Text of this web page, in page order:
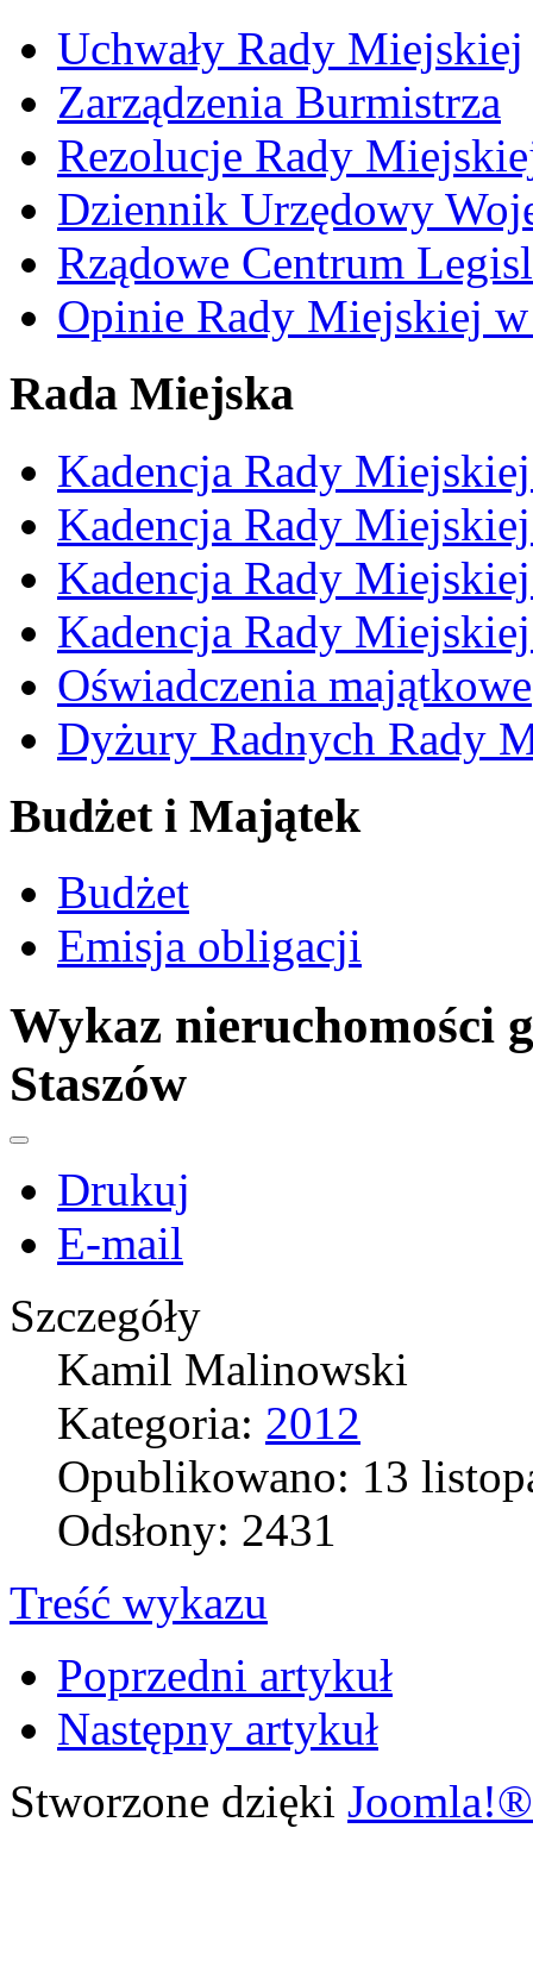
Uchwały Rady Miejskiej
Zarządzenia Burmistrza
Rezolucje Rady
Dziennik Urzędowy
Rządowe Centrum
Opinie Rady Miejskiej w
Rada Miejska
Kadencja Rady
Kadencja Rady
Kadencja Rady
Kadencja Rady
Oświadczenia majątkowe
Dyżury Radnych Rady
Budżet i Majątek
Budżet
Emisja obligacji
Wykaz nieruchomości
Staszów
Drukuj
E-mail
Szczegóły
Kamil Malinowski
Kategoria: 2012
Opublikowano: 13
Odsłony: 2431
Treść wykazu
Poprzedni artykuł
Następny artykuł
Stworzone dzięki Joomla!®